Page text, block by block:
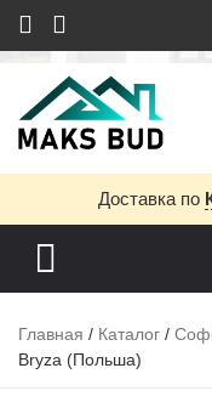
Доставка по
Главная / Каталог /
Bryza (Польша)